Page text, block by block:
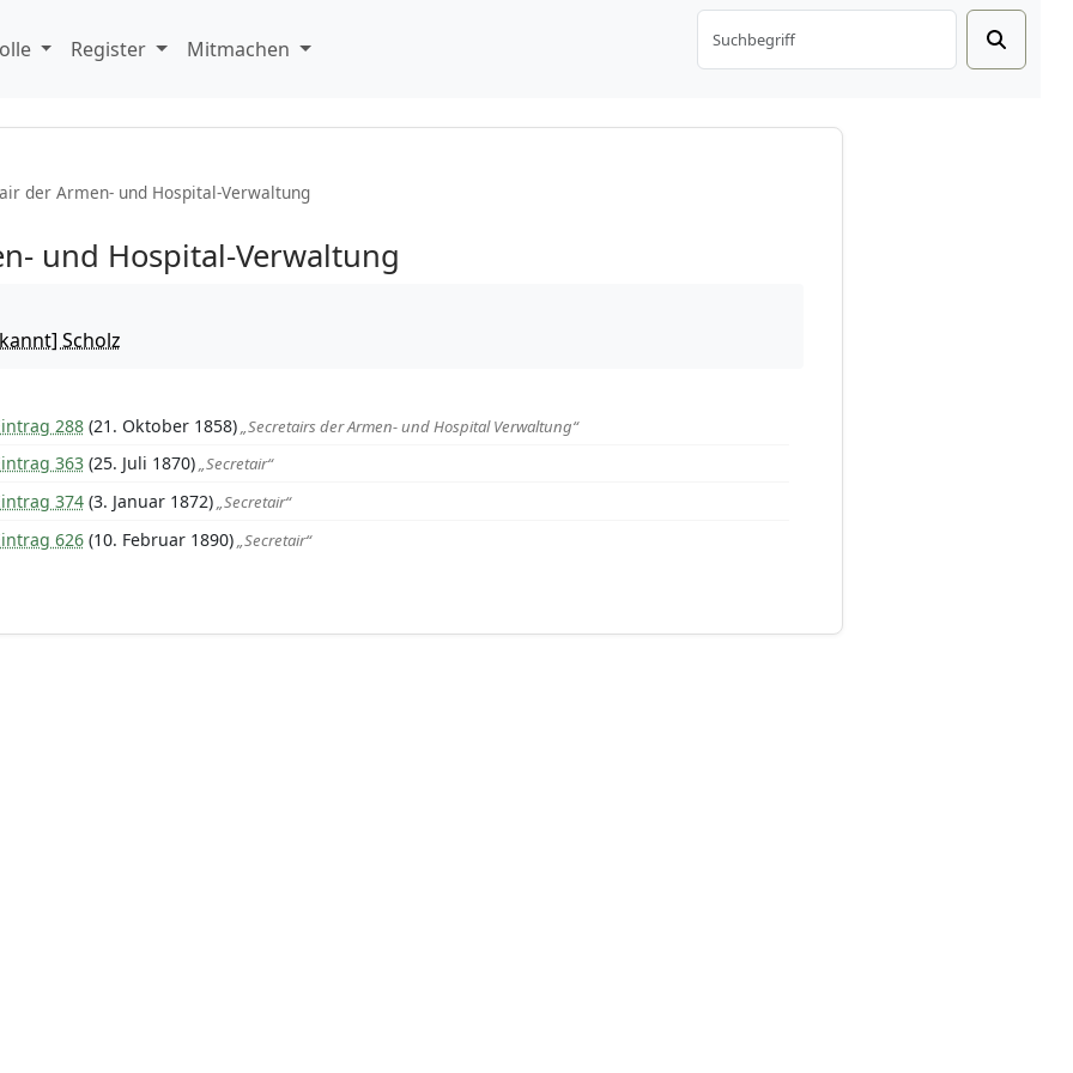
Register Mitmachen
der Armen- und Hospital-Verwaltung
und Hospital-Verwaltung
Scholz
288(21. Oktober 1858)„Secretairs der Armen- und Hospital Verwaltung“
363(25. Juli 1870)„Secretair“
374(3. Januar 1872)„Secretair“
626(10. Februar 1890)„Secretair“